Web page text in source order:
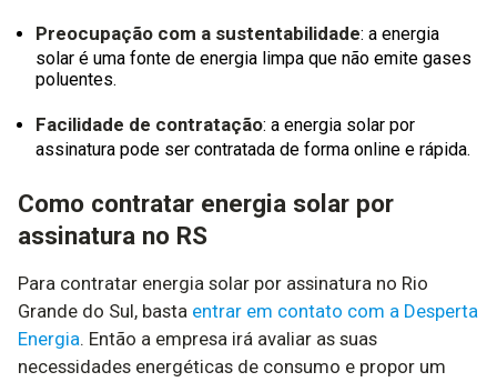
Preocupação com a sustentabilidade: a energia
solar é uma fonte de energia limpa que não emite gases
poluentes.
Facilidade de contratação: a energia solar por
assinatura pode ser contratada de forma online e rápida.
Como contratar energia solar por
assinatura no RS
Para contratar energia solar por assinatura no Rio
Grande do Sul, basta entrar em contato com a Desperta
Energia. Então a empresa irá avaliar as suas
necessidades energéticas de consumo e propor um